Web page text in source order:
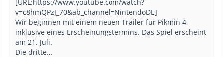
[URL:https://www.youtube.com/watch?
v=c8hmQPzJ_70&ab_channel=NintendoDE]
Wir beginnen mit einem neuen Trailer für Pikmin 4,
inklusive eines Erscheinungstermins. Das Spiel erscheint
am 21. Juli.
Die dritte…